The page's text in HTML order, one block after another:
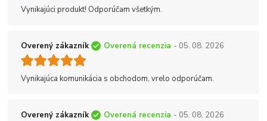
Vynikajúci produkt! Odporúčam všetkým.
Overený zákazník Overená recenzia - 05. 08. 2026
Vynikajúca komunikácia s obchodom, vrelo odporúčam.
Overený zákazník Overená recenzia - 05. 08. 2026